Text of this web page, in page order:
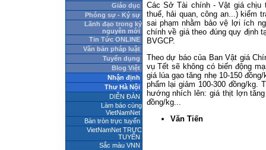
Giáo dục
Phóng sự - Ký sự
Lãnh đạo trong kỷ
nguyên mới
Tin Tức ONLINE
Văn bản pháp luật
Tuyển dụng
Blog Việt
Nhận định
Thư Hà Nội
DIỄN ĐÀN
Làm báo cùng
VietNamNet
Bàn tròn trực tuyến
VietNamNet TRỰC
TUYẾN
Sắc màu VNN
Các Sở Tài chính - Vật giá chịu
thuế, hải quan, công an...) kiểm
sai phạm nhằm bảo vệ lợi ích
chính về giá theo đúng quy định
BVGCP.
Theo dự báo của Ban Vật giá
vụ Tết sẽ không có biến động
giá lúa gạo tăng nhẹ 10-150
phẩm lại giảm 100-300 đồng/
hướng nhích lên: giá thịt lợn
đồng/kg...
Văn Tiến